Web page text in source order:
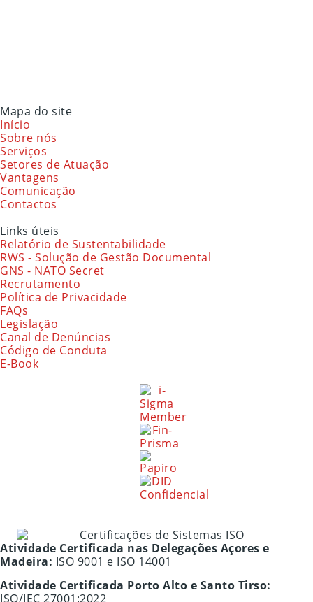
Mapa do site
Início
Sobre nós
Serviços
Setores de Atuação
Vantagens
Comunicação
Contactos
Links úteis
Relatório de Sustentabilidade
RWS - Solução de Gestão Documental
GNS - NATO Secret
Recrutamento
Política de Privacidade
FAQs
Legislação
Canal de Denúncias
Código de Conduta
E-Book
Atividade Certificada nas Delegações Açores e
Madeira: ISO 9001 e ISO 14001
Atividade Certificada Porto Alto e Santo Tirso:
ISO/IEC 27001:2022